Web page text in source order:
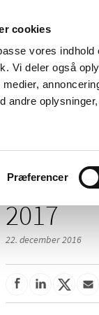
cookies
vores
Vi deler også
andre
Præferencer
og
2017
22. december 2016